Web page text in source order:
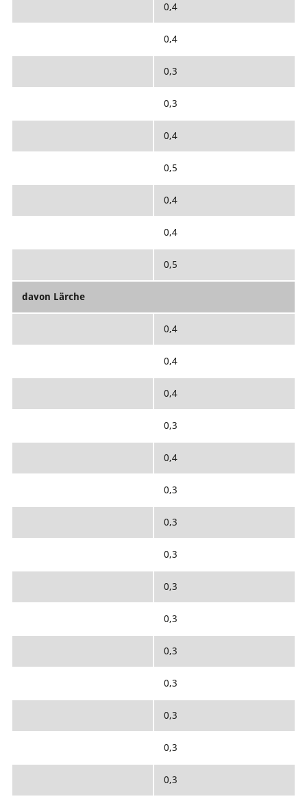
0,4
0,4
0,3
0,3
0,4
0,5
0,4
0,4
0,5
davon Lärche
0,4
0,4
0,4
0,3
0,4
0,3
0,3
0,3
0,3
0,3
0,3
0,3
0,3
0,3
0,3